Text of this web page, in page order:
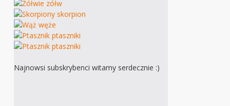
Najnowsi subskrybenci witamy serdecznie :)